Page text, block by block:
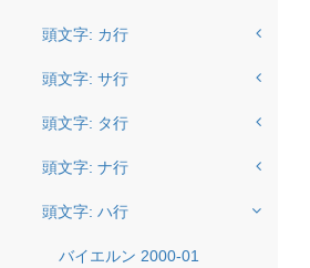
頭文字: カ行
頭文字: サ行
頭文字: タ行
頭文字: ナ行
頭文字: ハ行
バイエルン 2000-01